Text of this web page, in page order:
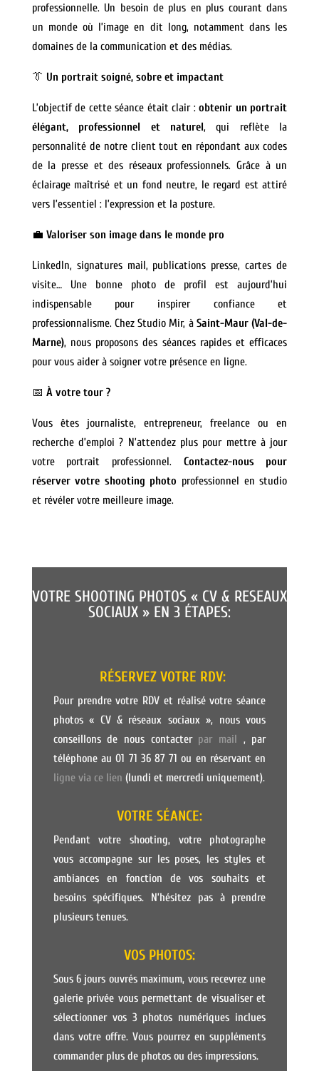
professionnelle. Un besoin de plus en plus courant dans
un monde où l’image en dit long, notamment dans les
domaines de la communication et des médias.
👔 Un portrait soigné, sobre et impactant
L’objectif de cette séance était clair :obtenir un portrait
élégant, professionnel et naturel, qui reflète la
personnalité de notre client tout en répondant aux codes
de la presse et des réseaux professionnels. Grâce à un
éclairage maîtrisé et un fond neutre, le regard est attiré
vers l’essentiel : l’expression et la posture.
💼 Valoriser son image dans le monde pro
LinkedIn, signatures mail, publications presse, cartes de
visite… Une bonne photo de profil est aujourd’hui
indispensable pour inspirer confiance et
professionnalisme. Chez Studio Mir, à Saint-Maur (Val-de-
Marne), nous proposons des séances rapides et efficaces
pour vous aider à soigner votre présence en ligne.
📅 À votre tour ?
Vous êtes journaliste, entrepreneur, freelance ou en
recherche d’emploi ? N’attendez plus pour mettre à jour
votre portrait professionnel. Contactez-nous pour
réserver votre shooting photo professionnel en studio
et révéler votre meilleure image.
VOTRE SHOOTING PHOTOS « CV & RESEAUX
SOCIAUX » EN 3 ÉTAPES:
RÉSERVEZ VOTRE RDV:
Pour prendre votre RDV et réalisé votre séance
photos « CV & réseaux sociaux », nous vous
conseillons de nous contacter par mail , par
téléphone au 01 71 36 87 71 ou en réservant en
ligne via ce lien (lundi et mercredi uniquement).
VOTRE SÉANCE:
Pendant votre shooting, votre photographe
vous accompagne sur les poses, les styles et
ambiances en fonction de vos souhaits et
besoins spécifiques. N’hésitez pas à prendre
plusieurs tenues.
VOS PHOTOS:
Sous 6 jours ouvrés maximum, vous recevrez une
galerie privée vous permettant de visualiser et
sélectionner vos 3 photos numériques inclues
dans votre offre. Vous pourrez en suppléments
commander plus de photos ou des impressions.